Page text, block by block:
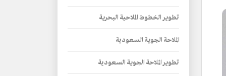
تطوير الخطوط الملاحية البحرية
الملاحة الجوية السعودية
تطوير الملاحة الجوية السعودية